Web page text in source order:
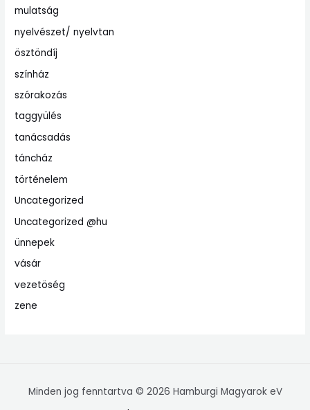
mulatság
nyelvészet/ nyelvtan
ösztöndíj
színház
szórakozás
taggyülés
tanácsadás
táncház
történelem
Uncategorized
Uncategorized @hu
ünnepek
vásár
vezetöség
zene
Minden jog fenntartva © 2026 Hamburgi Magyarok eV